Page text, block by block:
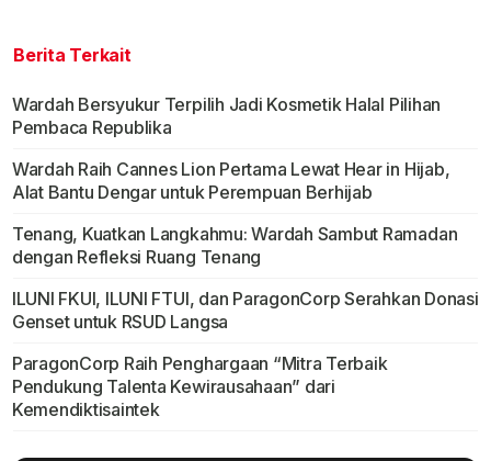
Berita Terkait
Wardah Bersyukur Terpilih Jadi Kosmetik Halal Pilihan
Pembaca Republika
Wardah Raih Cannes Lion Pertama Lewat Hear in Hijab,
Alat Bantu Dengar untuk Perempuan Berhijab
Tenang, Kuatkan Langkahmu: Wardah Sambut Ramadan
dengan Refleksi Ruang Tenang
ILUNI FKUI, ILUNI FTUI, dan ParagonCorp Serahkan Donasi
Genset untuk RSUD Langsa
ParagonCorp Raih Penghargaan “Mitra Terbaik
Pendukung Talenta Kewirausahaan” dari
Kemendiktisaintek